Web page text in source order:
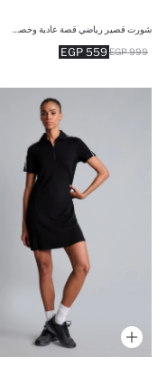
559 EGP 999 EGP